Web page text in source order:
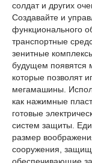
солдат и других
Создавайте и
функционального
транспортные
зенитные
будущем появятся
которые позволят
мегамашины.
как нажимные
готовые
систем защиты.
размер
сооружения,